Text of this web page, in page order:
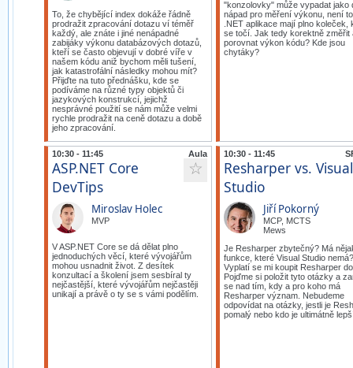
To, že chybějící index dokáže řádně
prodražit zpracování dotazu ví téměř
každý, ale znáte i jiné nenápadné
zabijáky výkonu databázových dotazů,
kteří se často objevují v dobré víře v
našem kódu aniž bychom měli tušení,
jak katastrofální následky mohou mít?
Přijďte na tuto přednášku, kde se
podíváme na různé typy objektů či
jazykových konstrukcí, jejichž
nesprávné použití se nám může velmi
rychle prodražit na ceně dotazu a době
jeho zpracování.
"konzolovky" může vypadat jako
nápad pro měření výkonu, není
.NET aplikace mají plno koleček,
se točí. Jak tedy korektně změřit
porovnat výkon kódu? Kde jsou
chytáky?
Aula
10:30 - 11:45
☆
ASP.NET Core
DevTips
Miroslav Holec
MVP
V ASP.NET Core se dá dělat plno
jednoduchých věcí, které vývojářům
mohou usnadnit život. Z desítek
konzultací a školení jsem sesbíral ty
nejčastější, které vývojářům nejčastěji
unikají a právě o ty se s vámi podělím.
10:30 - 11:45
Resharper vs. Visual
Studio
Jiří Pokorný
MCP, MCTS
Mews
Je Resharper zbytečný? Má
funkce, které Visual Studio nemá?
Vyplatí se mi koupit Resharper
Pojďme si položit tyto otázky a
se nad tím, kdy a pro koho má
Resharper význam. Nebudeme
odpovídat na otázky, jestli je
pomalý nebo kdo je ultimátně